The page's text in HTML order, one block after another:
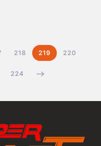
218 219 220
224